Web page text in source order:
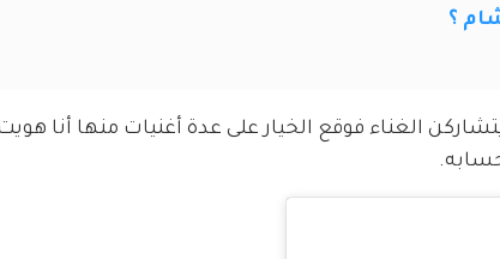
؟
الغناء فوقع الخيار على عدة أغنيات منها أنا